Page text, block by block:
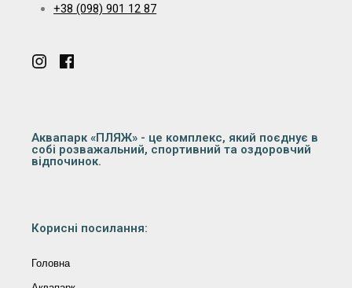
+38 (098) 901 12 87
Аквапарк «ПЛЯЖ» - це комплекс, який поєднує в
собі розважальний, спортивний та оздоровчий
відпочинок.
Корисні посилання:
Головна